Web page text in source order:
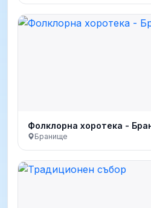
Фолклорна хоротека -
Бранище